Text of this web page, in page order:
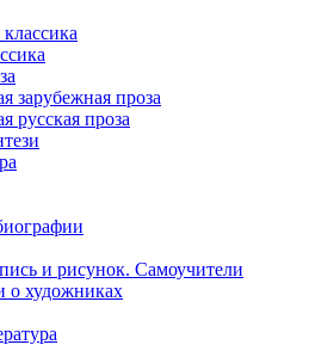
зарубежная проза
русская проза
и рисунок. Самоучители
о художниках